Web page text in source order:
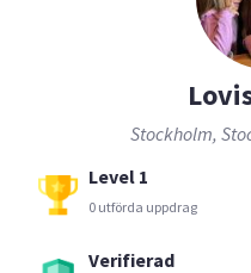
Stockholm,
Level 1
0 utförda uppdrag
Verifierad